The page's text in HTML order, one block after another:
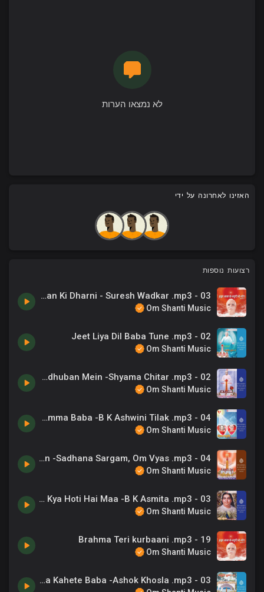
לא נמצאו הערות
האזינו לאחרונה על ידי
רצועות נוספות
03 - Madhuban Ki Dharni - Suresh Wadkar .mp3
Om Shanti Music
02 - Jeet Liya Dil Baba Tune .mp3
Om Shanti Music
02 - Ek Baba Mile Madhuban Mein -Shyama Chitar .mp3
Om Shanti Music
04 - Avyakt Huye Mamma Baba -B K Ashwini Tilak .mp3
Om Shanti Music
04 - Prabhu Milan Ki Mastiyo Mein -Sadhana Sargam, Om Vyas .mp3
Om Shanti Music
03 - Maa Ki Mamta Kya Hoti Hai Maa -B K Asmita .mp3
Om Shanti Music
19 - Brahma Teri kurbaani .mp3
Om Shanti Music
03 - Tera Tera Kahete Baba -Ashok Khosla .mp3